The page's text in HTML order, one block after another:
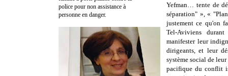
Yefman… tente de
séparation" », «
justement ce qu'on
Tel-Aviviens
manifester leur
dirigeants, et leur
système social de
pacifique du conflit
police pour non assistance à
personne en danger.